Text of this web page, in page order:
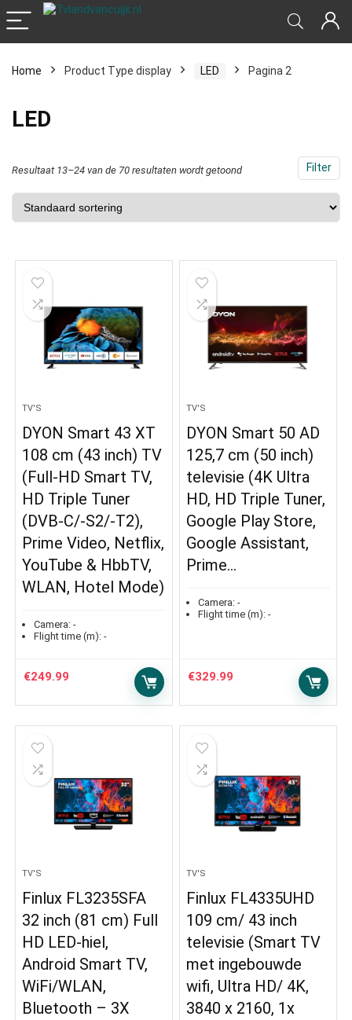
Home Product Type display ‎LED Pagina 2
‎LED
Filter
Resultaat 13–24 van de 70 resultaten wordt getoond
TV'S
DYON Smart 43 XT
108 cm (43 inch) TV
(Full‐HD Smart TV,
HD Triple Tuner
(DVB‐C/‐S2/‐T2),
Prime Video, Netflix,
YouTube & HbbTV,
WLAN, Hotel Mode)
Camera: -
Flight time (m): -
€249.99
TV'S
DYON Smart 50 AD
125,7 cm (50 inch)
televisie (4K Ultra
HD, HD Triple Tuner,
Google Play Store,
Google Assistant,
Prime…
Camera: -
Flight time (m): -
€329.99
TV'S
Finlux FL3235SFA
32 inch (81 cm) Full
HD LED-hiel,
Android Smart TV,
WiFi/WLAN,
Bluetooth – 3X
TV'S
Finlux FL4335UHD
109 cm/ 43 inch
televisie (Smart TV
met ingebouwde
wifi, Ultra HD/ 4K,
3840 x 2160, 1x